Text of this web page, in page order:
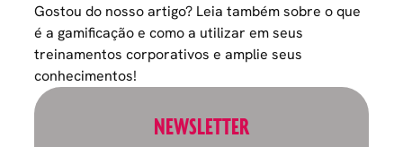
Gostou do nosso artigo? Leia também sobreo que
é a gamificação e como a utilizar em seus
treinamentos corporativos e amplie seus
conhecimentos!
NEWSLETTER